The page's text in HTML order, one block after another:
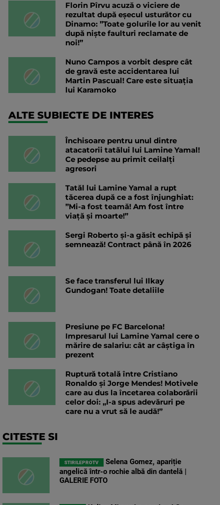
Florin Pîrvu acuză o viciere de
rezultat după eșecul usturător cu
Dinamo: ”Toate golurile lor au venit
după niște faulturi reclamate de
noi!”
Nuno Campos a vorbit despre cât
de gravă este accidentarea lui
Martin Pascual! Care este situația
lui Karamoko
ALTE SUBIECTE DE INTERES
Închisoare pentru unul dintre
atacatorii tatălui lui Lamine Yamal!
Ce pedepse au primit ceilalți
agresori
Tatăl lui Lamine Yamal a rupt
tăcerea după ce a fost înjunghiat:
”Mi-a fost teamă! Am fost între
viață și moarte!”
Sergi Roberto și-a găsit echipă și
semnează! Contract până în 2026
Se face transferul lui Ilkay
Gundogan! Toate detaliile
Presiune pe FC Barcelona!
Impresarul lui Lamine Yamal cere o
mărire de salariu: cât ar câștiga în
prezent
Ruptură totală între Cristiano
Ronaldo și Jorge Mendes! Motivele
care au dus la încetarea colaborării
celor doi: „I-a spus adevăruri pe
care nu a vrut să le audă!”
CITESTE SI
STIRILEPROTV
Selena Gomez, apariție
angelică într-o rochie albă din dantelă |
GALERIE FOTO